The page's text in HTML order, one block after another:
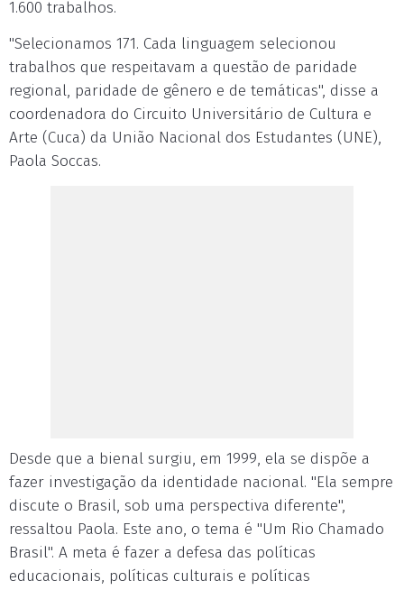
1.600 trabalhos.
"Selecionamos 171. Cada linguagem selecionou
trabalhos que respeitavam a questão de paridade
regional, paridade de gênero e de temáticas", disse a
coordenadora do Circuito Universitário de Cultura e
Arte (Cuca) da União Nacional dos Estudantes (UNE),
Paola Soccas.
Desde que a bienal surgiu, em 1999, ela se dispõe a
fazer investigação da identidade nacional. "Ela sempre
discute o Brasil, sob uma perspectiva diferente",
ressaltou Paola. Este ano, o tema é "Um Rio Chamado
Brasil". A meta é fazer a defesa das políticas
educacionais, políticas culturais e políticas